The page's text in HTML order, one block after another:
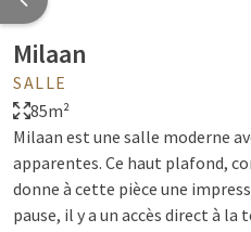
Milaan
SALLE
85m²
Milaan est une salle moderne
apparentes. Ce haut plafond,
donne à cette pièce une
pause, il y a un accès direct à la